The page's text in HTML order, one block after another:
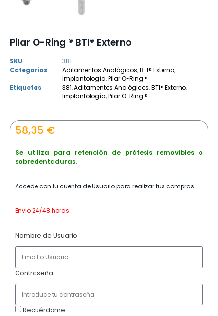
Pilar O-Ring ® BTI® Externo
SKU
381
Categorías
Aditamentos Analógicos,BTI® Externo,
Implantología,Pilar O-Ring ®
Etiquetas
381,Aditamentos Analógicos,BTI® Externo,
Implantología,Pilar O-Ring ®
58,35 €
Se utiliza para retención de prótesis removibles o
sobredentaduras.
Accede con tu cuenta de Usuario para realizar tus compras.
Envio 24/48 horas
Nombre de Usuario
Contraseña
Recuérdame